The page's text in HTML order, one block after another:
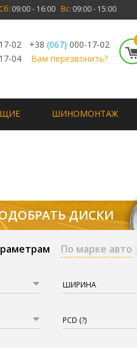
Сб: 09:00 - 16:00 Вс: 09:00 - 15:00
02 +38 (067) 000-17-02
04 Вам перезвонить?
ШИНОМОНТАЖ
ДИСКИ
По марке авто
ШИРИНА
PCD (?)